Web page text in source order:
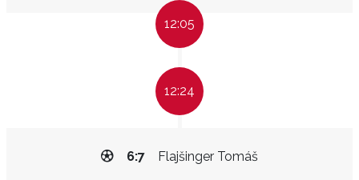
12:05
12:24
Flajšinger Tomáš
6:7